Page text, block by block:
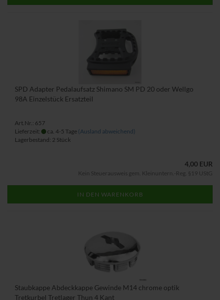
SPD Adapter Pedalaufsatz Shimano SM PD 20 oder Wellgo
98A Einzelstück Ersatzteil
Art.Nr.: 657
Lieferzeit:
ca. 4-5 Tage (Ausland abweichend)
Lagerbestand: 2 Stück
4,00 EUR
Kein Steuerausweis gem. Kleinuntern.-Reg. §19 UStG
IN DEN WARENKORB
Staubkappe Abdeckkappe Gewinde M14 chrome optik
Tretkurbel Tretlager Thun 4 Kant